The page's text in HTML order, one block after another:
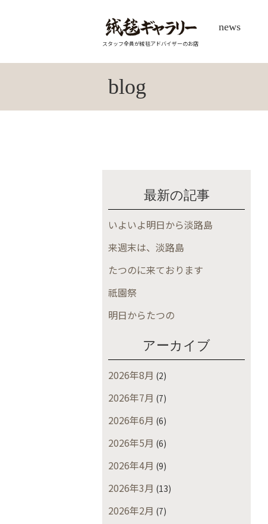
スタッフ全員が絨毯アドバイザーのお店
news
blog
最新の記事
いよいよ明日から淡路島
来週末は、淡路島
たつのに来ております
祇園祭
明日からたつの
アーカイブ
2026年8月 (2)
2026年7月 (7)
2026年6月 (6)
2026年5月 (6)
2026年4月 (9)
2026年3月 (13)
2026年2月 (7)